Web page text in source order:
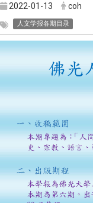
2022-01-13 coh
人文学报各期目录